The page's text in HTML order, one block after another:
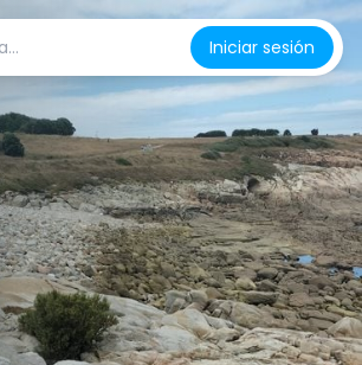
Iniciar sesión